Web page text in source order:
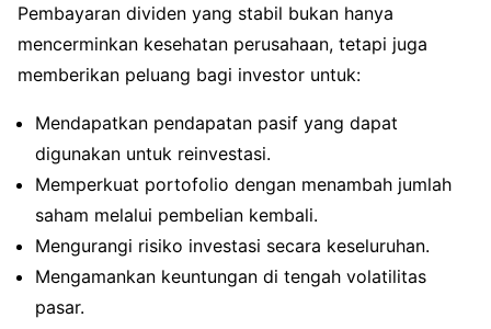
Pembayaran dividen yang stabil bukan hanya
mencerminkan kesehatan perusahaan, tetapi juga
memberikan peluang bagi investor untuk:
Mendapatkan pendapatan pasif yang dapat
digunakan untuk reinvestasi.
Memperkuat portofolio dengan menambah jumlah
saham melalui pembelian kembali.
Mengurangi risiko investasi secara keseluruhan.
Mengamankan keuntungan di tengah volatilitas
pasar.